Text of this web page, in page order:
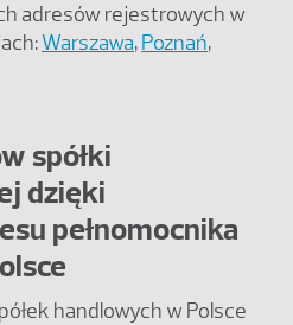
adresów rejestrowych w
Warszawa,Poznań,
spółki
dzięki
pełnomocnika
handlowych w Polsce